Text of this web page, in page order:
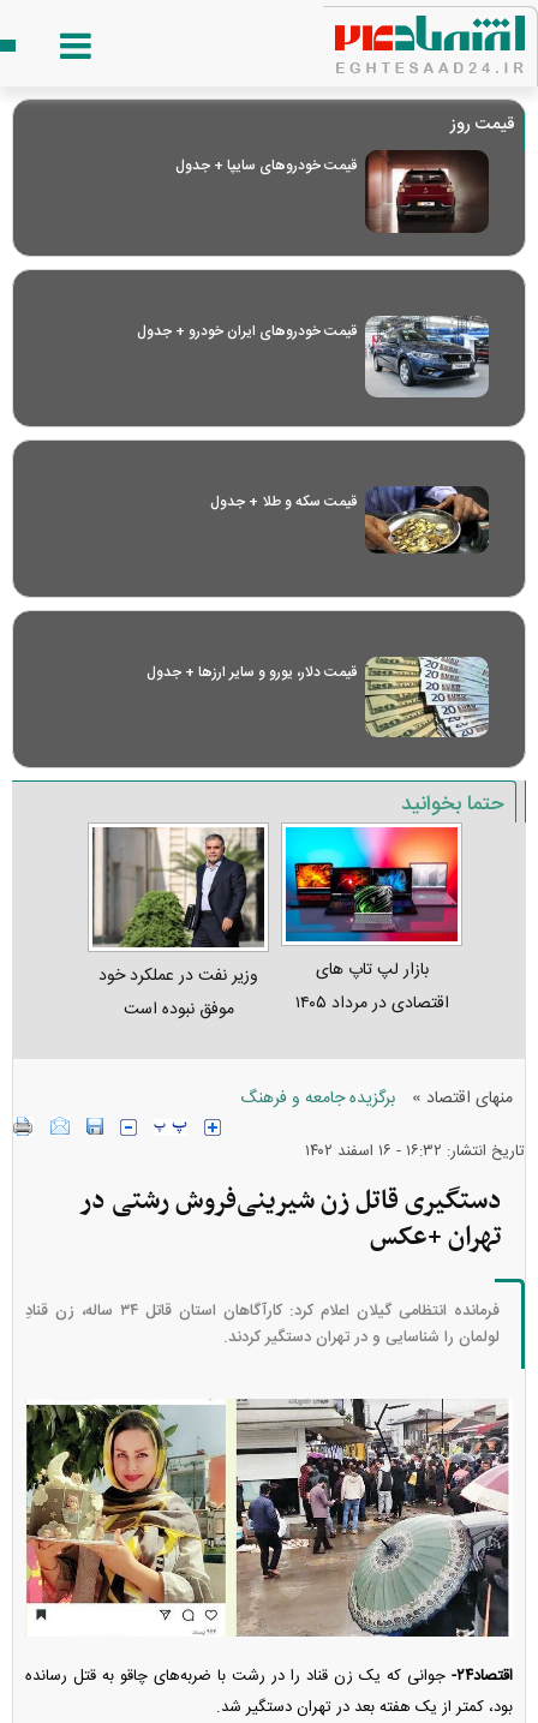
قیمت روز
قیمت خودرو‌های سایپا + جدول
قیمت خودرو‌های ایران خودرو + جدول
قیمت سکه و طلا + جدول
قیمت دلار، یورو و سایر ارز‌ها + جدول
حتما بخوانید
بازار لپ‌ تاپ‌ های
اقتصادی در مرداد ۱۴۰۵
وزیر نفت در عملکرد خود
موفق نبوده است
منهای اقتصاد » برگزیده جامعه و فرهنگ
تاریخ انتشار: ۱۶:۳۲ - ۱۶ اسفند ۱۴۰۲
دستگیری قاتل زن شیرینی‌فروش رشتی در
تهران +عکس
فرمانده انتظامی گیلان اعلام کرد: کارآگاهان استان قاتل ۳۴ ساله، زن قنادِ
لولمان را شناسایی و در تهران دستگیر کردند.
اقتصاد۲۴-
جوانی که یک زن قناد را در رشت با ضربه‌های چاقو به قتل رسانده
بود، کمتر از یک هفته بعد در تهران دستگیر شد.